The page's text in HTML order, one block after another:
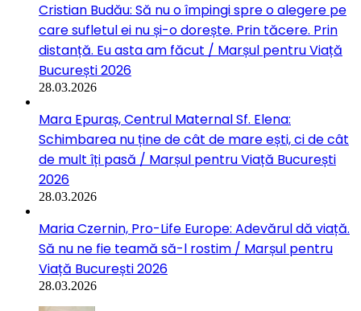
Cristian Budău: Să nu o împingi spre o alegere pe
care sufletul ei nu și-o dorește. Prin tăcere. Prin
distanță. Eu asta am făcut / Marșul pentru Viață
București 2026
28.03.2026
Mara Epuraș, Centrul Maternal Sf. Elena:
Schimbarea nu ține de cât de mare ești, ci de cât
de mult îți pasă / Marșul pentru Viață București
2026
28.03.2026
Maria Czernin, Pro-Life Europe: Adevărul dă viață.
Să nu ne fie teamă să-l rostim / Marșul pentru
Viață București 2026
28.03.2026